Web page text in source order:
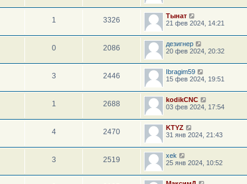
1 3326
Тынат
21 фев 2024, 14:21
0 2086
дезигнер
20 фев 2024, 20:32
3 2446
Ibragim59
15 фев 2024, 19:51
1 2688
kodikCNC
03 фев 2024, 17:54
4 2470
KTYZ
31 янв 2024, 21:43
3 2519
xek
25 янв 2024, 10:52